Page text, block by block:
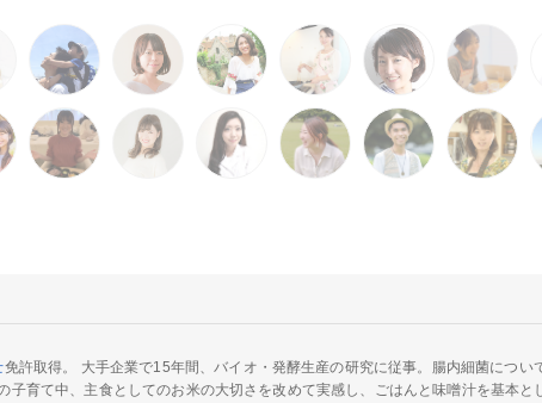
免許取得。 大手企業で15年間、バイオ・発酵生産の研究に従事。腸内細菌につい
子育て中、主食としてのお米の大切さを改めて実感し、ごはんと味噌汁を基本と